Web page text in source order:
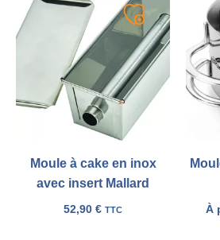
Moule à cake en inox
avec insert Mallard
52,90 € TTC
Ajouter
à
ma
liste
À